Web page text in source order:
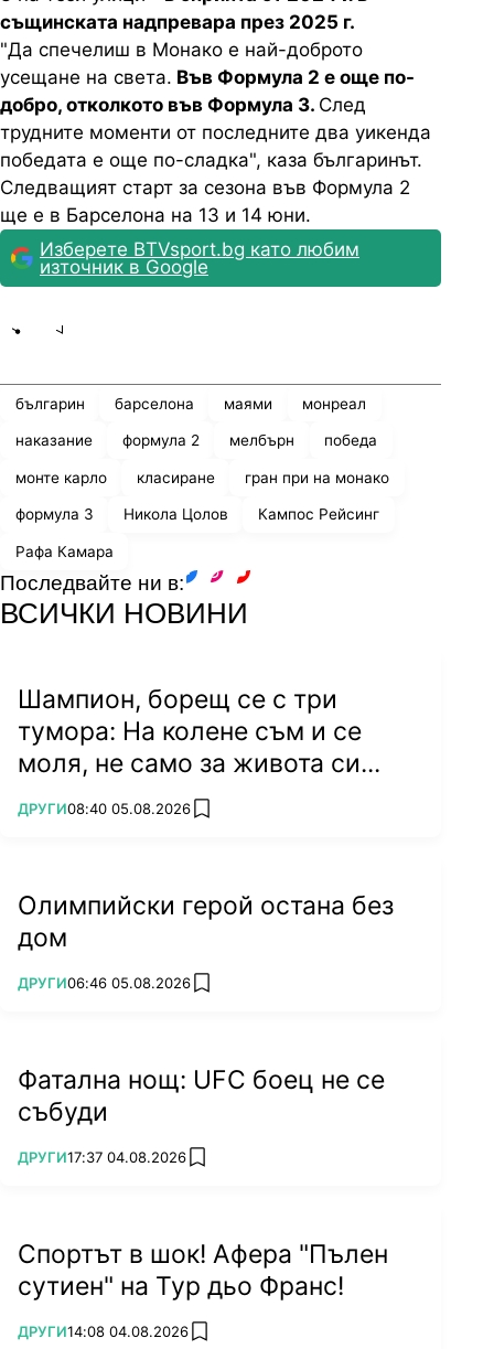
същинската надпревара през 2025 г.
"Да спечелиш в Монако е най-доброто
усещане на света. Във Формула 2 е още по-
добро, отколкото във Формула 3. След
трудните моменти от последните два уикенда
победата е още по-сладка", каза българинът.
Следващият старт за сезона във Формула 2
ще е в Барселона на 13 и 14 юни.
Изберете BTVsport.bg като любим
източник в Google
българин барселона маями монреал
наказание формула 2 мелбърн победа
монте карло класиране гран при на монако
формула 3 Никола Цолов Кампос Рейсинг
Рафа Камара
Последвайте ни в:
ВСИЧКИ НОВИНИ
Шампион, борещ се с три
тумора: На колене съм и се
моля, не само за живота си...
ПОВЕЧЕ ОТ
ДРУГИ08:40 05.08.2026 add favorites
Олимпийски герой остана без
дом
ПОВЕЧЕ ОТ
ДРУГИ06:46 05.08.2026 add favorites
Фатална нощ: UFC боец не се
събуди
ПОВЕЧЕ ОТ
ДРУГИ17:37 04.08.2026 add favorites
Спортът в шок! Афера "Пълен
сутиен" на Тур дьо Франс!
ПОВЕЧЕ ОТ
ДРУГИ14:08 04.08.2026 add favorites